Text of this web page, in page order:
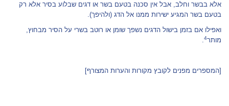
אלא בבשר וחלב, אבל אין סכנה בטעם בשר או דגים שבלוע בסיר אלא רק
בטעם בשר המגיע ישירות ממנו אל הדג (ולהיפך).
ואפילו אם בזמן בישול הדגים נשפך שומן או רוטב בשרי על הסיר מבחוץ,
מותר4
.
[המספרים מפנים לקובץ מקורות והערות המצורף]